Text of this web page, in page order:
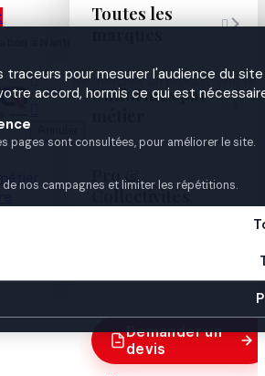
traceurs pour mesurer l'audience du
accord, hormis ce qui est
pages sont consultées, pour améliorer le site.
nos campagnes et limiter les répétitions.
à Nantes

Toutes les
marques

Uniformes par
Pro &
Collectivités
Demander un
devis